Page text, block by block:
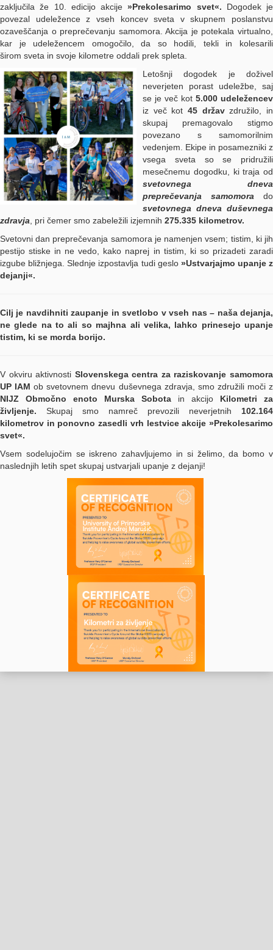
zaključila že 10. edicijo akcije»Prekolesarimo svet«. Dogodek je
povezal udeležence z vseh koncev sveta v skupnem poslanstvu
ozaveščanja o preprečevanju samomora. Akcija je potekala virtualno,
kar je udeležencem omogočilo, da so hodili, tekli in kolesarili
širom sveta in svoje kilometre oddali prek spleta.
Letošnji dogodek je doživel
neverjeten porast udeležbe, saj
se je več kot 5.000 udeležencev
iz več kot 45 državzdružilo, in
skupaj premagovalo stigmo
povezano s samomorilnim
vedenjem. Ekipe in posamezniki z
vsega sveta so se pridružili
mesečnemu dogodku, ki traja od
svetovnega dneva
preprečevanja samomora do
svetovnega dneva duševnega
zdravja , pri čemer smo zabeležili izjemnih 275.335 kilometrov.
Svetovni dan preprečevanja samomora je namenjen vsem; tistim, ki jih
pestijo stiske in ne vedo, kako naprej in tistim, ki so prizadeti zaradi
izgube bližnjega. Slednje izpostavlja tudi geslo »Ustvarjajmo upanje z
dejanji«.
Cilj je navdihniti zaupanje in svetlobo v vseh nas – naša dejanja,
ne glede na to ali so majhna ali velika, lahko prinesejo upanje
tistim, ki se morda borijo.
V okviru aktivnosti Slovenskega centra za raziskovanje samomora
UP IAM ob svetovnem dnevu duševnega zdravja, smo združili moči z
NIJZ Območno enoto Murska Sobota in akcijo Kilometri za
življenje. Skupaj smo namreč prevozili neverjetnih 102.164
kilometrov in ponovno zasedli vrh lestvice akcije »Prekolesarimo
svet«.
Vsem sodelujočim se iskreno zahavljujemo in si želimo, da bomo v
naslednjih letih spet skupaj ustvarjali upanje z dejanji!